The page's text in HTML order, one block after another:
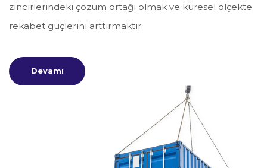
zincirlerindeki çözüm ortağı olmak ve küresel ölçekte
rekabet güçlerini arttırmaktır.
Devamı